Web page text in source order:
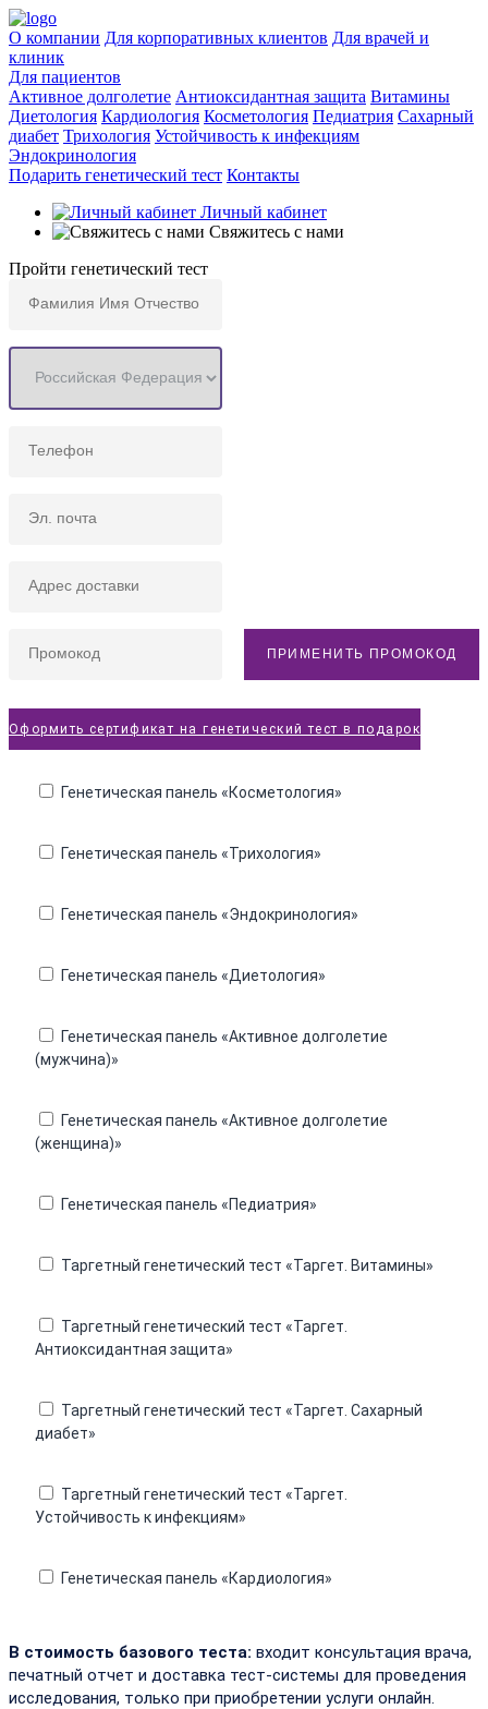
О компании Для корпоративных клиентов Для врачей и
клиник
Для пациентов
Активное долголетие Антиоксидантная защита Витамины
Диетология Кардиология Косметология Педиатрия Сахарный
диабет Трихология Устойчивость к инфекциям
Эндокринология
Подарить генетический тест Контакты
Личный кабинет
Свяжитесь с нами
Пройти генетический тест
ПРИМЕНИТЬ ПРОМОКОД
Оформить сертификат на генетический тест в подарок
Генетическая панель «Косметология»
Генетическая панель «Трихология»
Генетическая панель «Эндокринология»
Генетическая панель «Диетология»
Генетическая панель «Активное долголетие
(мужчина)»
Генетическая панель «Активное долголетие
(женщина)»
Генетическая панель «Педиатрия»
Таргетный генетический тест «Таргет. Витамины»
Таргетный генетический тест «Таргет.
Антиоксидантная защита»
Таргетный генетический тест «Таргет. Сахарный
диабет»
Таргетный генетический тест «Таргет.
Устойчивость к инфекциям»
Генетическая панель «Кардиология»
В стоимость базового теста: входит консультация врача,
печатный отчет и доставка тест-системы для проведения
исследования, только при приобретении услуги онлайн.